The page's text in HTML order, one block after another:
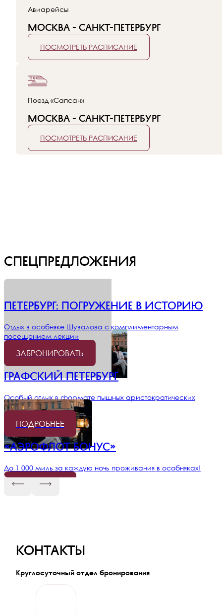
Авиарейсы
Москва - Санкт-Петербург
ПОСМОТРЕТЬ РАСПИСАНИЕ
Поезд «Сапсан»
Москва - Санкт-Петербург
ПОСМОТРЕТЬ РАСПИСАНИЕ
Спецпредложения
ПЕТЕРБУРГ: ПОГРУЖЕНИЕ В ИСТОРИЮ
Отдых в особняке Шувалова с комплиментарным
посещением лекции
ЗАБРОНИРОВАТЬ
Графский Петербург
Особый отдых в формате пышных аристократических
традиций
ПОДРОБНЕЕ
«АЭРОФЛОТ БОНУС»
До 1 000 миль за каждую ночь проживания в особняках!
ПОДРОБНЕЕ
ПОДРОБНЕЕ
Промокод GENIUS
контакты
Круглосуточный отдел бронирования